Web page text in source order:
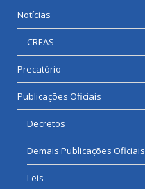
Notícias
CREAS
Precatório
Publicações Oficiais
Decretos
Demais Publicações Oficiais
Leis